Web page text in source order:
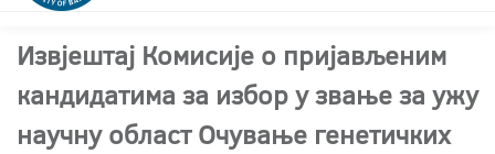
Извјештај Комисије о пријављеним
кандидатима за избор у звање за ужу
научну област Очување генетичких